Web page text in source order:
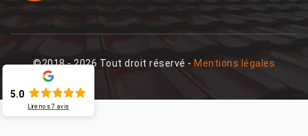
©2018 - 2026 Tout droit réservé - Mentions légales
5.0
Lire nos 7 avis